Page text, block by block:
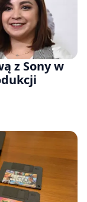
z Sony w